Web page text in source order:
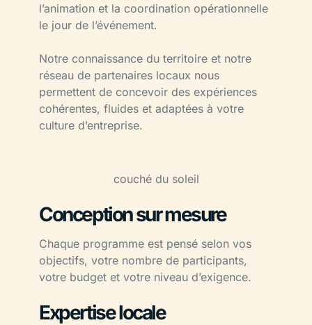
l’animation et la coordination opérationnelle
le jour de l’événement.
Notre connaissance du territoire et notre
réseau de partenaires locaux nous
permettent de concevoir des expériences
cohérentes, fluides et adaptées à votre
culture d’entreprise.
Conception sur mesure
Chaque programme est pensé selon vos
objectifs, votre nombre de participants,
votre budget et votre niveau d’exigence.
Expertise locale